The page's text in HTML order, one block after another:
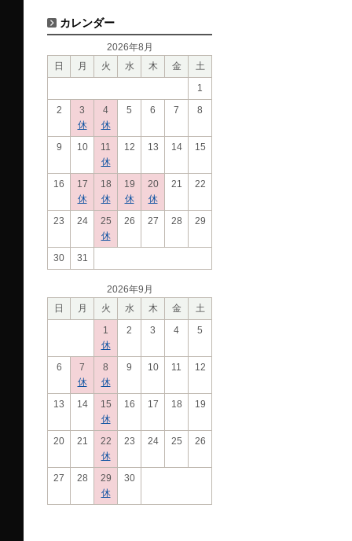
カレンダー
2026年8月
日
月 火 水 木 金
土
1
2
3
休
4
休
5 6 7 8
9 10
11
休
12 13 14 15
16
17
休
18
休
19
休
20
休
21 22
23 24
25
休
26 27 28 29
30 31
2026年9月
日
月 火 水 木 金
土
1
休
2 3 4 5
6
7
休
8
休
9 10 11 12
13 14
15
休
16 17 18 19
20 21
22
休
23 24 25 26
27 28
29
休
30